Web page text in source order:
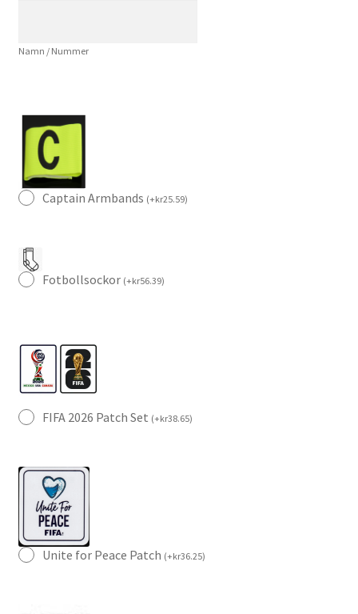
Namn / Nummer
Captain Armbands (+kr25.59)
Fotbollsockor (+kr56.39)
FIFA 2026 Patch Set (+kr38.65)
Unite for Peace Patch (+kr36.25)